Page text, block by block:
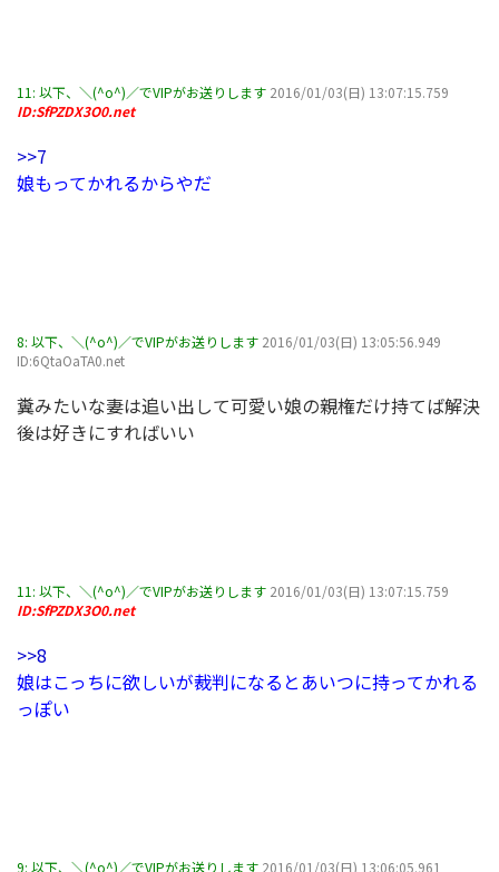
11: 以下、＼(^o^)／でVIPがお送りします 2016/01/03(日) 13:07:15.759
ID:SfPZDX3O0.net
>>7
娘もってかれるからやだ
8: 以下、＼(^o^)／でVIPがお送りします 2016/01/03(日) 13:05:56.949
ID:6QtaOaTA0.net
糞みたいな妻は追い出して可愛い娘の親権だけ持てば解決
後は好きにすればいい
11: 以下、＼(^o^)／でVIPがお送りします 2016/01/03(日) 13:07:15.759
ID:SfPZDX3O0.net
>>8
娘はこっちに欲しいが裁判になるとあいつに持ってかれる
っぽい
9: 以下、＼(^o^)／でVIPがお送りします 2016/01/03(日) 13:06:05.961